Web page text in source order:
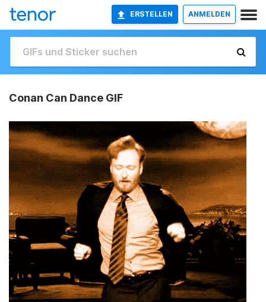
ERSTELLEN ANMELDEN
Conan Can Dance GIF